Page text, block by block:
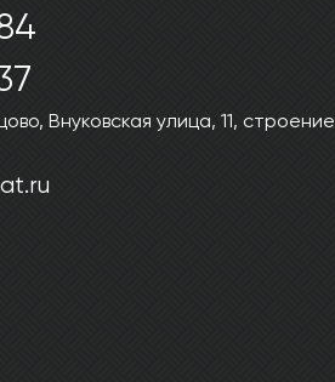
Внуковская улица, 11, строение